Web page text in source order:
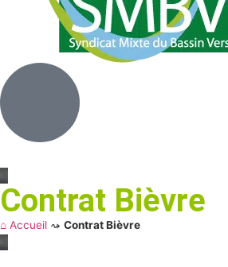
Contrat Bièvre
⌂ Accueil ⤳ Contrat Bièvre